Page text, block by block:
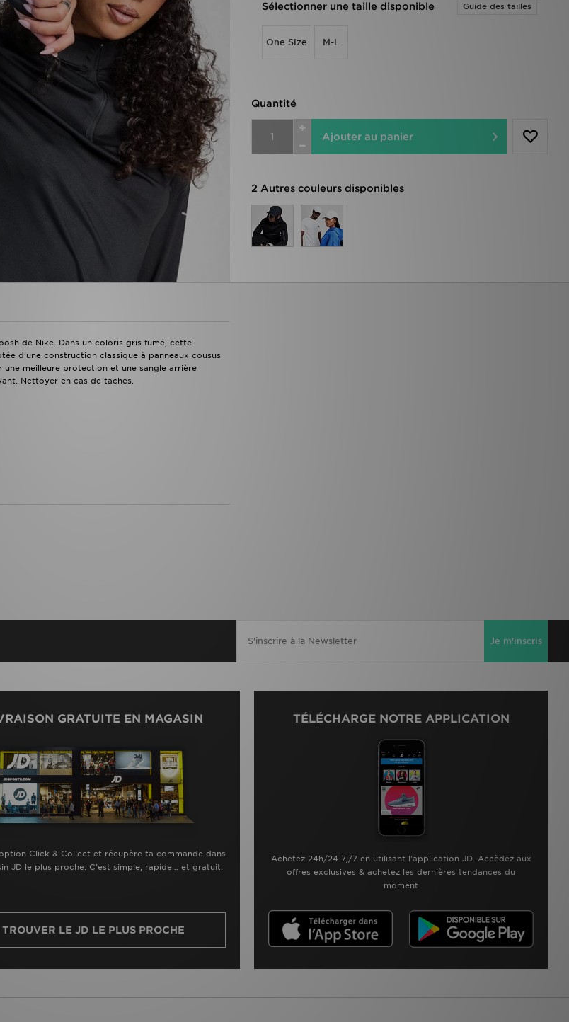
Sélectionner une taille disponible Guide des tailles
One Size M-L
Quantité
Ajouter au panier
2 Autres couleurs disponibles
de Nike. Dans un coloris gris fumé, cette
d'une construction classique à panneaux cousus
meilleure protection et une sangle arrière
Nettoyer en cas de taches.
Je m'inscris
GRATUITE EN MAGASIN
Click & Collect et récupère ta commande dans
JD le plus proche. C’est simple, rapide… et gratuit.
TROUVER LE JD LE PLUS PROCHE
TÉLÉCHARGE NOTRE APPLICATION
Achetez 24h/24 7j/7 en utilisant l'application JD. Accèdez aux
offres exclusives & achetez les dernières tendances du
moment